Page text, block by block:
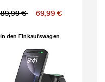
Price:
Preis reduziert von
89,99 €auf69,99 €
In den Einkaufswagen